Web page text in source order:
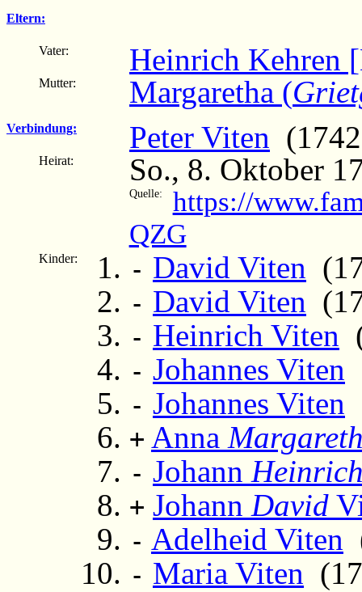
Eltern:
Vater: Heinrich Kehren
Mutter: Margaretha (
Verbindung: Peter Viten
Heirat: So., 8. Oktober
Quelle:
https://
QZG
Kinder: - David Viten
- David Viten
- Heinrich Viten
- Johannes Viten
- Johannes Viten
+ Anna
- Johann
+ Johann David
- Adelheid Viten
- Maria Viten